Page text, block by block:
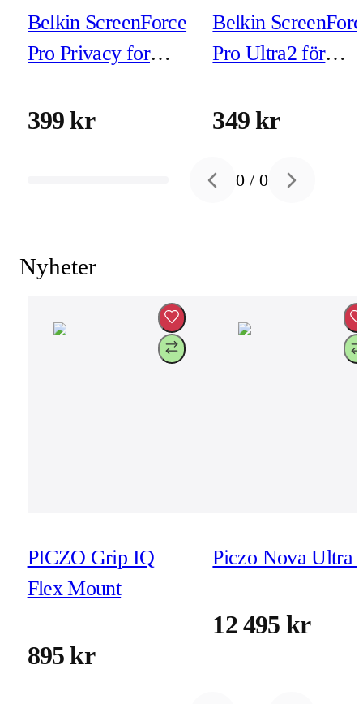
Belkin ScreenForce
Pro Privacy for
montering)
399 kr
Belkin
Pro Ultra2 för
montering)
349 kr
Previous slide
0 /0 Next slide
Nyheter
PICZO Grip IQ
Flex Mount
895 kr
Piczo Nova Ultra
12 495 kr